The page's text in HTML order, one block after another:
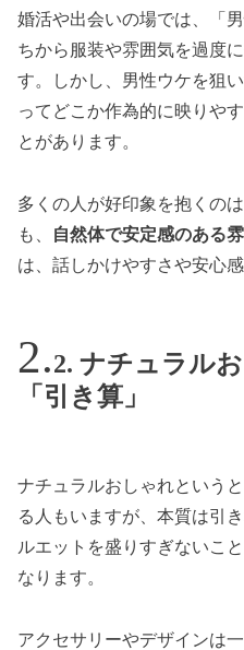
婚活や出会いの場では、「
ちから服装や雰囲気を過度
す。しかし、男性ウケを狙
ってどこか作為的に映りや
とがあります。
多くの人が好印象を抱くの
も、
自然体で安定感のある
は、話しかけやすさや安心
2. ナチュラル
「引き算」
ナチュラルおしゃれという
る人もいますが、本質は引
ルエットを盛りすぎないこ
なります。
アクセサリーやデザインは